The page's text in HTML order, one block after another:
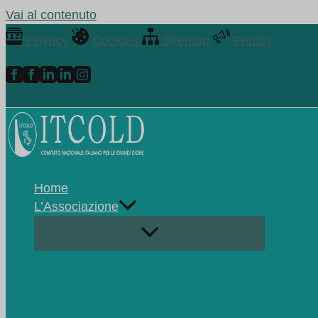
Vai al contenuto
Privacy
Cookies Sitemap Forum
Home
L’Associazione